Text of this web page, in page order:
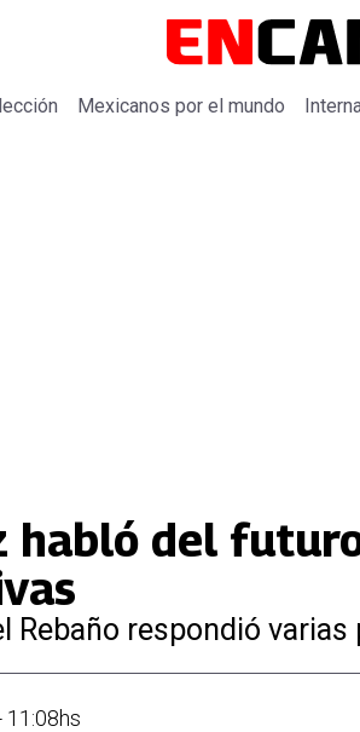
Mexicanos por el mundo
habló del
Rebaño respondió